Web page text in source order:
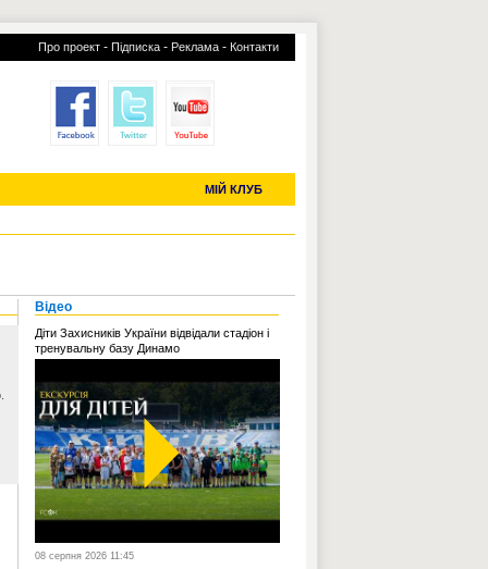
Про проект - Підписка - Реклама - Контакти
МІЙ КЛУБ
УСІ ТРАНСФЕРИ
Відео
Діти Захисників України відвідали стадіон і
тренувальну базу Динамо
08 серпня 2026 11:45